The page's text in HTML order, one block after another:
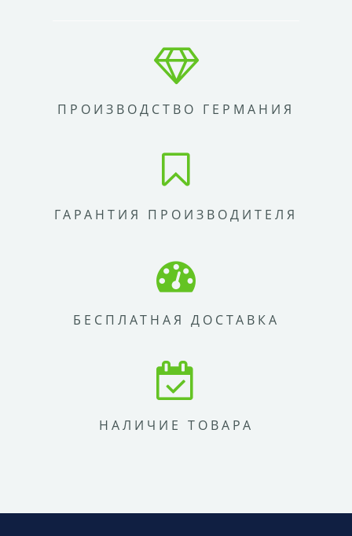
ПРОИЗВОДСТВО ГЕРМАНИЯ
ГАРАНТИЯ ПРОИЗВОДИТЕЛЯ
БЕСПЛАТНАЯ ДОСТАВКА
НАЛИЧИЕ ТОВАРА